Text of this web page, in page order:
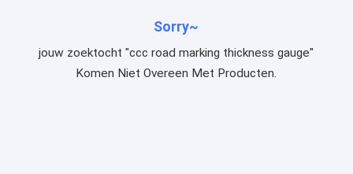
Sorry~
jouw zoektocht "ccc road marking thickness gauge"
Komen Niet Overeen Met Producten.